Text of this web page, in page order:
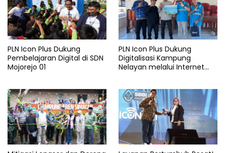
PLN Icon Plus Dukung
Pembelajaran Digital di SDN
Mojorejo 01
PLN Icon Plus Dukung
Digitalisasi Kampung
Nelayan melalui Internet